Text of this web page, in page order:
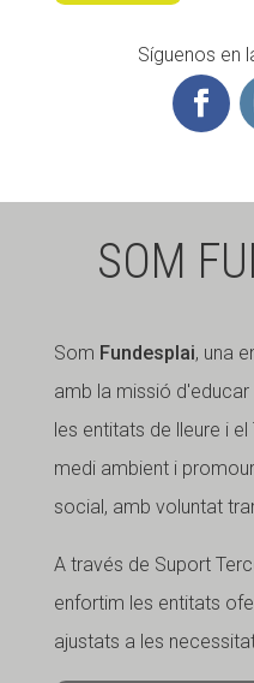
Síguenos en
SOM
Som Fundesplai, una
amb la missió
les entitats de lleure i
medi ambient i
social, amb voluntat
A través de Suport
enfortim les entitats
ajustats a les